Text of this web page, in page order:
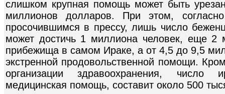
слишком крупная помощь может быть
миллионов долларов. При этом,
просочившимся в прессу, лишь число
может достичь 1 миллиона человек, еще 2
прибежища в самом Ираке, а от 4,5 до 9,5
экстренной продовольственной помощи.
организации здравоохранения, число
медицинская помощь, составит около 500